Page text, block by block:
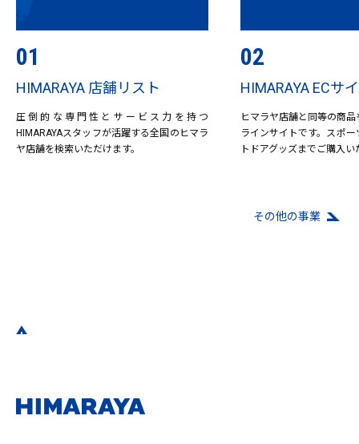
01
HIMARAYA 店舗リスト
圧倒的な専門性とサービス力を持つ
HIMARAYAスタッフが活躍する全国のヒマラ
ヤ店舗を検索いただけます。
02
HIMARAYA ECサ
ヒマラヤ店舗と同等の商
ラインサイトです。スポ
トドアグッズまでご購入い
その他の事業